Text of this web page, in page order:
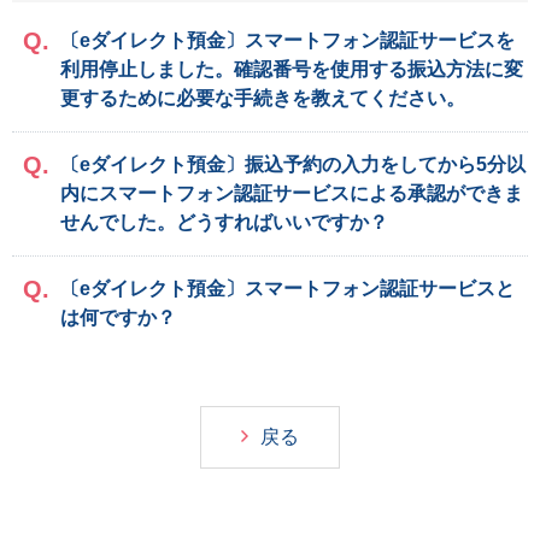
〔eダイレクト預金〕スマートフォン認証サービスを
利用停止しました。確認番号を使用する振込方法に変
更するために必要な手続きを教えてください。
〔eダイレクト預金〕振込予約の入力をしてから5分以
内にスマートフォン認証サービスによる承認ができま
せんでした。どうすればいいですか？
〔eダイレクト預金〕スマートフォン認証サービスと
は何ですか？
戻る